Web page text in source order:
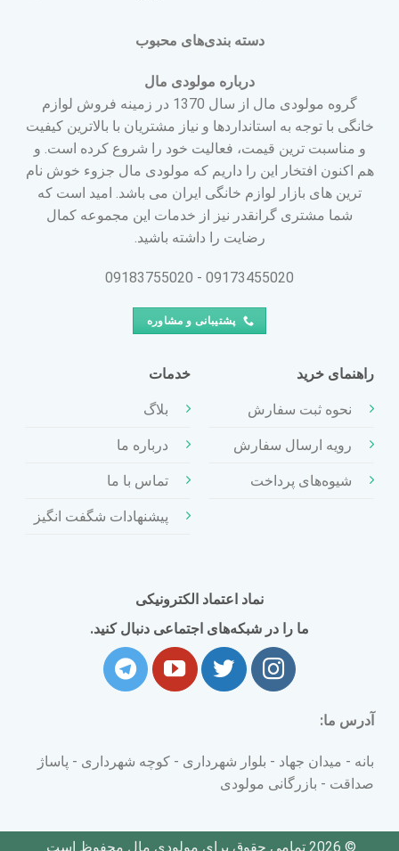
دسته بندی‌های محبوب
درباره مولودی مال
گروه مولودی مال از سال 1370 در زمینه فروش لوازم
خانگی با توجه به استانداردها و نیاز مشتریان با بالاترین کیفیت
و مناسبت ترین قیمت، فعالیت خود را شروع کرده است. و
هم اکنون افتخار این را داریم که مولودی مال جزوء خوش نام
ترین های بازار لوازم خانگی ایران می باشد. امید است که
شما مشتری گرانقدر نیز از خدمات این مجموعه کمال
رضایت را داشته باشید.
09173455020 - 09183755020
پشتیبانی و مشاوره
راهنمای خرید
نحوه ثبت سفارش
رویه ارسال سفارش
شیوه‌های پرداخت
خدمات
بلاگ
درباره ما
تماس با ما
پیشنهادات شگفت انگیز
نماد اعتماد الکترونیکی
ما را در شبکه‌های اجتماعی دنبال کنید.
آدرس ما:
بانه - میدان جهاد - بلوار شهرداری - کوچه شهرداری - پاساژ
صداقت - بازرگانی مولودی
© 2026 تمامی حقوق برای مولودی مال محفوظ است.